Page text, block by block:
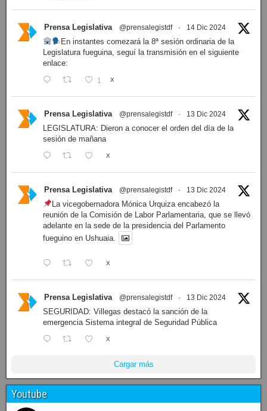
Prensa Legislativa @prensalegistdf · 14 Dic 2024
En instantes comezará la 8ª sesión ordinaria de la
Legislatura fueguina, seguí la transmisión en el siguiente
enlace:
1 X
Prensa Legislativa @prensalegistdf · 13 Dic 2024
LEGISLATURA: Dieron a conocer el orden del día de la
sesión de mañana
X
Prensa Legislativa @prensalegistdf · 13 Dic 2024
La vicegobernadora Mónica Urquiza encabezó la
reunión de la Comisión de Labor Parlamentaria, que se llevó
adelante en la sede de la presidencia del Parlamento
fueguino en Ushuaia.
X
Prensa Legislativa @prensalegistdf · 13 Dic 2024
SEGURIDAD: Villegas destacó la sanción de la
emergencia Sistema integral de Seguridad Pública
X
Cargar más
Youtube